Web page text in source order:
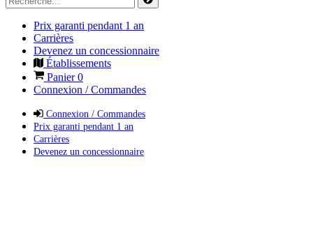
Prix garanti pendant 1 an
Carrières
Devenez un concessionnaire
Établissements
Panier0
Connexion / Commandes
Connexion / Commandes
Prix garanti pendant 1 an
Carrières
Devenez un concessionnaire